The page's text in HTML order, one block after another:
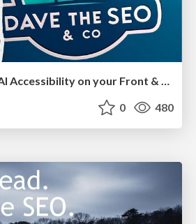
How to audit for AI Accessibility on your Front & Back End
0 480